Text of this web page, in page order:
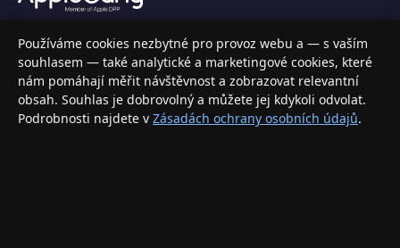
Váš specializovaný obchod s Apple produkty, příslušenstvím a
elektronikou. Nakupujte bezpečně a s jistotou.
INFORMACE
Doprava a doručení
Používáme cookies nezbytné pro provoz webu a — s vaším
souhlasem — také analytické a marketingové cookies, které
nám pomáhají měřit návštěvnost a zobrazovat relevantní
obsah. Souhlas je dobrovolný a můžete jej kdykoli odvolat.
Podrobnosti najdete v Zásadách ochrany osobních údajů.